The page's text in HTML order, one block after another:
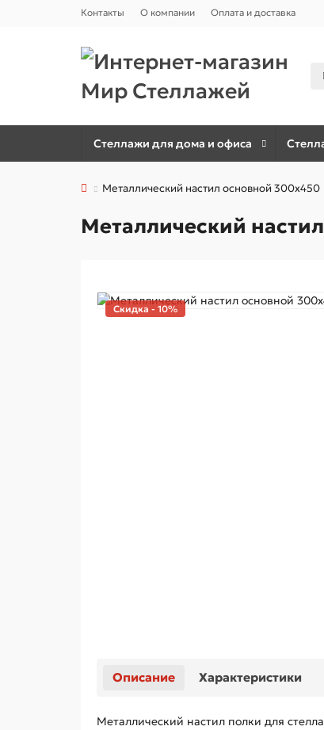
Контакты О компании Оплата и доставка
Стеллажи для дома и офиса
Металлический настил основной 300х450
Металлический
Скидка - 10%
Описание Характеристики
Металлический настил полки для